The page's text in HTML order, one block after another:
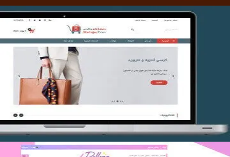
تصميم متجر متاجركم